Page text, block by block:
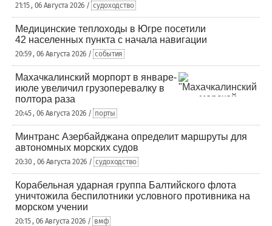
21:15 , 06 Августа 2026 / судоходство
Медицинские теплоходы в Югре посетили
42 населенных пункта с начала навигации
20:59 , 06 Августа 2026 / события
Махачкалинский морпорт в январе-
июле увеличил грузоперевалку в
полтора раза
20:45 , 06 Августа 2026 / порты
Минтранс Азербайджана определит маршруты для
автономных морских судов
20:30 , 06 Августа 2026 / судоходство
Корабельная ударная группа Балтийского флота
уничтожила беспилотники условного противника на
морском учении
20:15 , 06 Августа 2026 / вмф